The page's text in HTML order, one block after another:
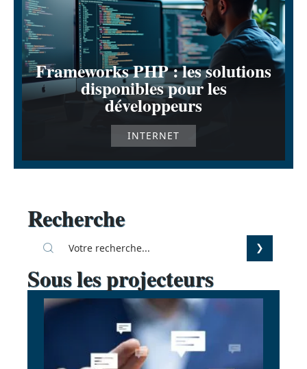
Frameworks PHP : les solutions
disponibles pour les
développeurs
INTERNET
Recherche
Sous les projecteurs